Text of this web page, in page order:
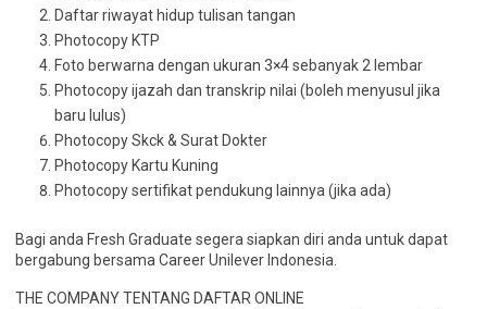
Daftar riwayat hidup tulisan tangan
Photocopy KTP
Foto berwarna dengan ukuran 3×4 sebanyak 2 lembar
Photocopy ijazah dan transkrip nilai (boleh menyusul jika
baru lulus)
Photocopy Skck & Surat Dokter
Photocopy Kartu Kuning
Photocopy sertifikat pendukung lainnya (jika ada)
Bagi anda Fresh Graduate segera siapkan diri anda untuk dapat
bergabung bersama Career Unilever Indonesia.
THE COMPANY TENTANG DAFTAR ONLINE